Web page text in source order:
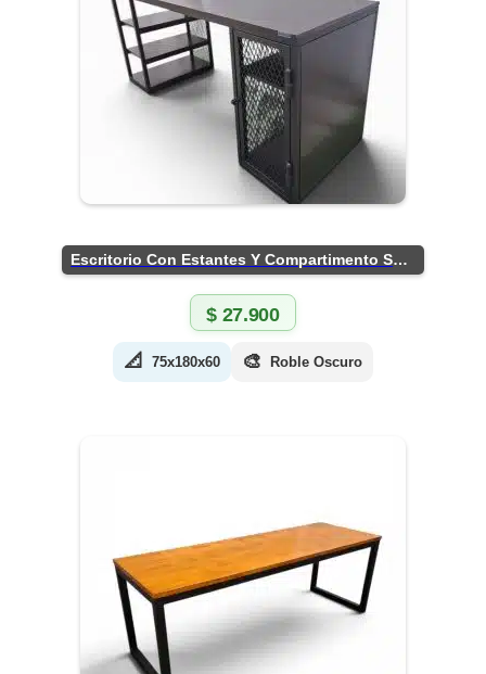
Escritorio Con Estantes Y Compartimento Seguro
$27.900
📐 75x180x60 🎨 Roble Oscuro